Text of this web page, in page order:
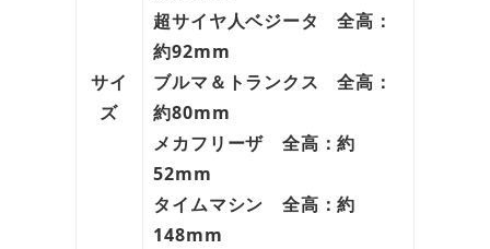
サイ
ズ
超サイヤ人ベジータ 全高：
約92mm
ブルマ＆トランクス 全高：
約80mm
メカフリーザ 全高：約
52mm
タイムマシン 全高：約
148mm